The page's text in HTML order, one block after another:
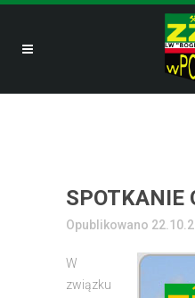
SPOTKANIE
Opublikowano
W
związku